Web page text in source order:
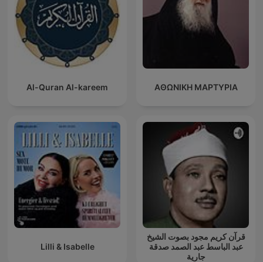
Al-Quran Al-kareem ΑΘΩΝΙΚΗ ΜΑΡΤΥΡΙΑ
Lilli & Isabelle
قرآن كريم مجود بصوت الشيخ
عبد الباسط عبد الصمد صدقة
جارية